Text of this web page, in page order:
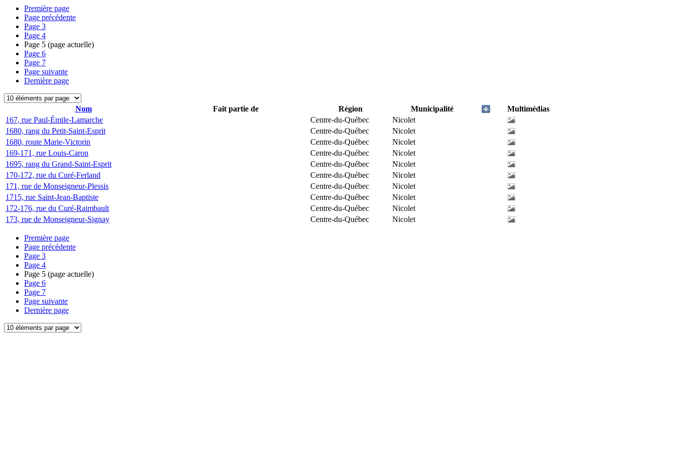
Première page
Page précédente
Page 3
Page 4
Page 5 (page actuelle)
Page 6
Page 7
Page suivante
Dernière page
Nom Fait partie de Région Municipalité
Multimédias
167, rue Paul-Émile-Lamarche
Centre-du-Québec
Nicolet
1680, rang du Petit-Saint-Esprit
Centre-du-Québec
Nicolet
1680, route Marie-Victorin
Centre-du-Québec
Nicolet
169-171, rue Louis-Caron
Centre-du-Québec
Nicolet
1695, rang du Grand-Saint-Esprit
Centre-du-Québec
Nicolet
170-172, rue du Curé-Ferland
Centre-du-Québec
Nicolet
171, rue de Monseigneur-Plessis
Centre-du-Québec
Nicolet
1715, rue Saint-Jean-Baptiste
Centre-du-Québec
Nicolet
172-176, rue du Curé-Raimbault
Centre-du-Québec
Nicolet
173, rue de Monseigneur-Signay
Centre-du-Québec Nicolet
Première page
Page précédente
Page 3
Page 4
Page 5 (page actuelle)
Page 6
Page 7
Page suivante
Dernière page